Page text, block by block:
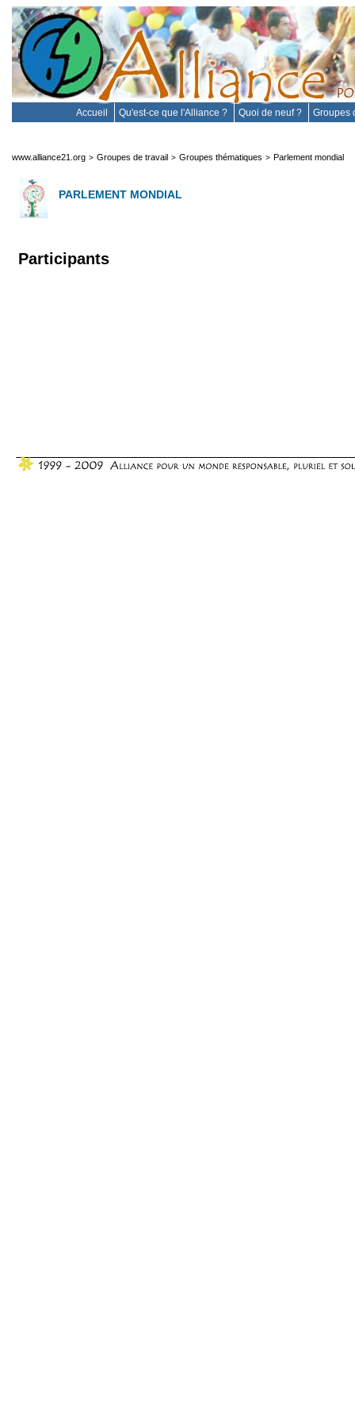
Accueil Qu'est-ce que l'Alliance ? Quoi de neuf ? Groupes
www.alliance21.org > Groupes de travail > Groupes thématiques > Parlement mondial
PARLEMENT MONDIAL
Participants